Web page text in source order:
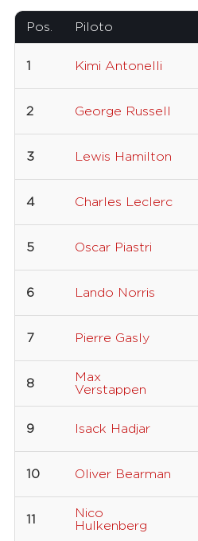
Pos. Piloto
1 Kimi Antonelli
2 George Russell
3 Lewis Hamilton
4 Charles Leclerc
5 Oscar Piastri
6 Lando Norris
7 Pierre Gasly
8
Max
Verstappen
9 Isack Hadjar
10 Oliver Bearman
11
Nico
Hulkenberg